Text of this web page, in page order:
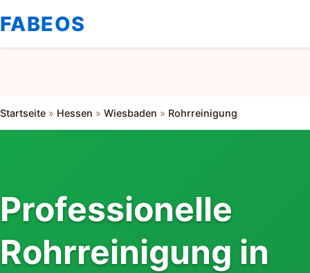
FABEOS
Startseite » Hessen » Wiesbaden » Rohrreinigung
Professionelle
Rohrreinigung in